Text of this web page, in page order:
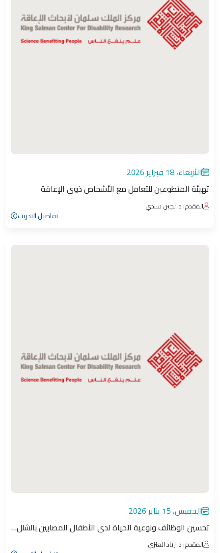
الأربعاء، 18 فبراير 2026
تهيئة المتطوعين للتعامل مع الأشخاص ذوي الإعاقة
المقدم: د. لجين سندي
تفاصيل التدريب
الخميس، 15 يناير 2026
تحسين الوظائف ونوعية الحياة لدى الأطفال المصابين بالشلل…
المقدم: د. زياد العنزي